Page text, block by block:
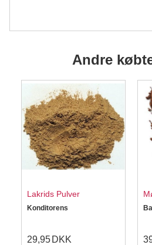
Andre
Lakrids Pulver
Konditorens
29,95 DKK